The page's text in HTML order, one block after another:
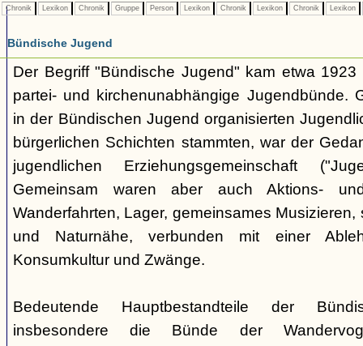
Chronik Lexikon Chronik Gruppe Person Lexikon Chronik Lexikon Chronik Lexikon
Bündische Jugend
Der Begriff "Bündische Jugend" kam etwa
partei- und kirchenunabhängige Jugendbünde.
in der Bündischen Jugend organisierten
bürgerlichen Schichten stammten, war der
jugendlichen Erziehungsgemeinschaft
Gemeinsam waren aber auch Aktions-
Wanderfahrten, Lager, gemeinsames
und Naturnähe, verbunden mit einer
Konsumkultur und Zwänge.
Bedeutende Hauptbestandteile der
insbesondere die Bünde der